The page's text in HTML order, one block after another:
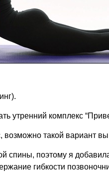
утренний комплекс
возможно такой вариант
спины, поэтому я
гибкости